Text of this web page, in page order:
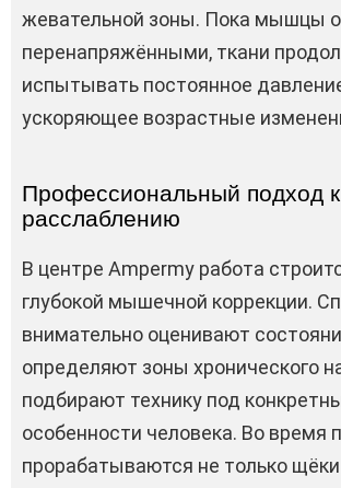
жевательной зоны. Пока мышцы
перенапряжёнными, ткани
испытывать постоянное
ускоряющее возрастные
Профессиональный подход к
расслаблению
В центре Ampermy работа
глубокой мышечной коррекции.
внимательно оценивают
определяют зоны хронического
подбирают технику под
особенности человека. Во время
прорабатываются не только